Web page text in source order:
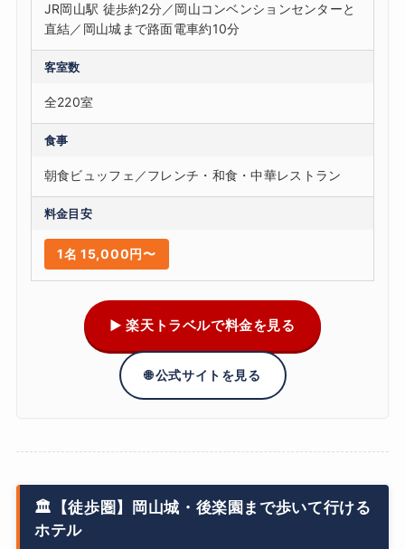
JR岡山駅 徒歩約2分／岡山コンベンションセンターと
直結／岡山城まで路面電車約10分
客室数
全220室
食事
朝食ビュッフェ／フレンチ・和食・中華レストラン
料金目安
1名 15,000円〜
▶ 楽天トラベルで料金を見る
🌐 公式サイトを見る
🏛️【徒歩圏】岡山城・後楽園まで歩いて行ける
ホテル